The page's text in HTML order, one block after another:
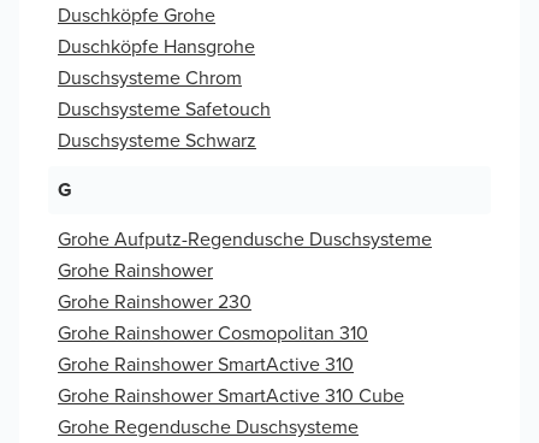
Duschköpfe Grohe
Duschköpfe Hansgrohe
Duschsysteme Chrom
Duschsysteme Safetouch
Duschsysteme Schwarz
G
Grohe Aufputz-Regendusche Duschsysteme
Grohe Rainshower
Grohe Rainshower 230
Grohe Rainshower Cosmopolitan 310
Grohe Rainshower SmartActive 310
Grohe Rainshower SmartActive 310 Cube
Grohe Regendusche Duschsysteme